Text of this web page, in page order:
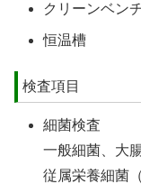
クリーンベン
恒温槽
検査項目
細菌検査
一般細菌、大
従属栄養細菌